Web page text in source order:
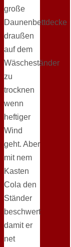
große
Daunenbettdecke
draußen
auf dem
Wäscheständer
zu
trocknen
wenn
heftiger
Wind
geht. Aber
mit nem
Kasten
Cola den
Ständer
beschwert
damit er
net